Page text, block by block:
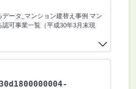
ータ_マンション建替え事例 マン
可事業一覧（平成30年3月末現